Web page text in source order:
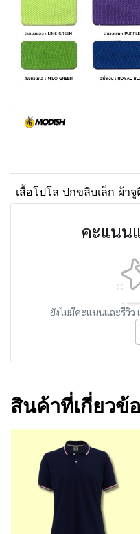
เสื้อโปโล ปกขลิบเล็ก ผ้าจู
คะแนน
ยังไม่มีคะแนนและรีวิ
สินค้าที่เกี่ยวข้